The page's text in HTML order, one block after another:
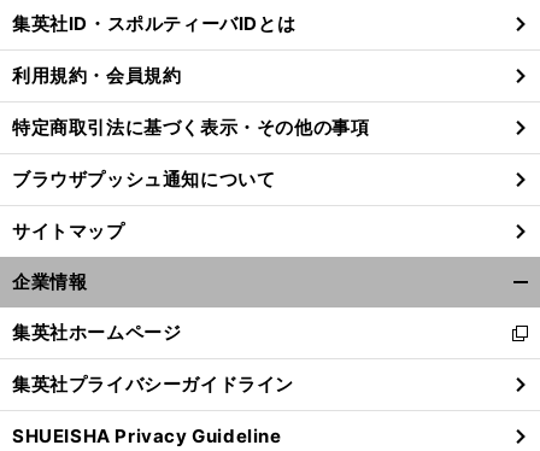
る
集英社ID・スポルティーバIDとは
利用規約・会員規約
特定商取引法に基づく表示・その他の事項
ブラウザプッシュ通知について
サイトマップ
企業情報
閉
る
集英社ホームページ
新
し
い
ウ
ィ
集英社プライバシーガイドライン
SHUEISHA Privacy Guideline